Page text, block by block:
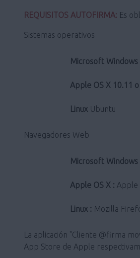
REQUISITOS AUTOFIRMA: Es
Sistemas operativos
Microsoft Windows
Apple OS X 10.11
LinuxUbuntu
Navegadores Web
Microsoft Windows
Apple OS X : Apple
Linux : Mozilla
La aplicación "Cliente @firma
App Store de Apple